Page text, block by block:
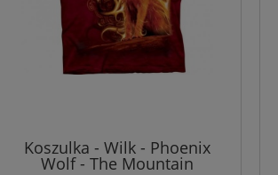
Koszulka - Wilk - Phoenix
Wolf - The Mountain